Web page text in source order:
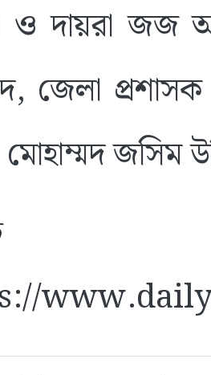
ও দায়রা জজ
জেলা প্রশাসক
জসিম